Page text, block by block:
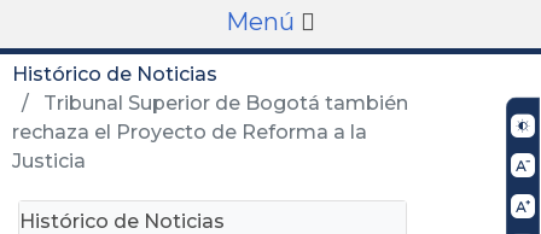
Menú
Histórico de Noticias
Tribunal Superior de Bogotá también
rechaza el Proyecto de Reforma a la
Justicia
Histórico de Noticias